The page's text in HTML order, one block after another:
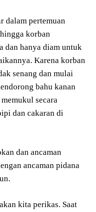
dalam pertemuan
korban
dan hanya diam untuk
Karena korban
senang dan mulai
bahu kanan
secara
dan cakaran di
dan ancaman
ancaman pidana
kita perikas. Saat